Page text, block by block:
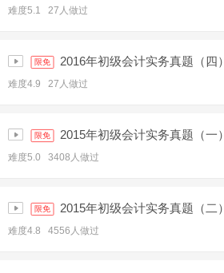
难度5.1 27人做过
限免 2016年初级会计实务真题（四）
难度4.9 27人做过
限免 2015年初级会计实务真题（一）
难度5.0 3408人做过
限免 2015年初级会计实务真题（二）
难度4.8 4556人做过